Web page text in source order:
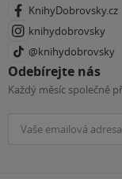
KnihyDobrovsky.cz
knihydobrovsky
@knihydobrovsky
Odebírejte nás
Každý měsíc společně